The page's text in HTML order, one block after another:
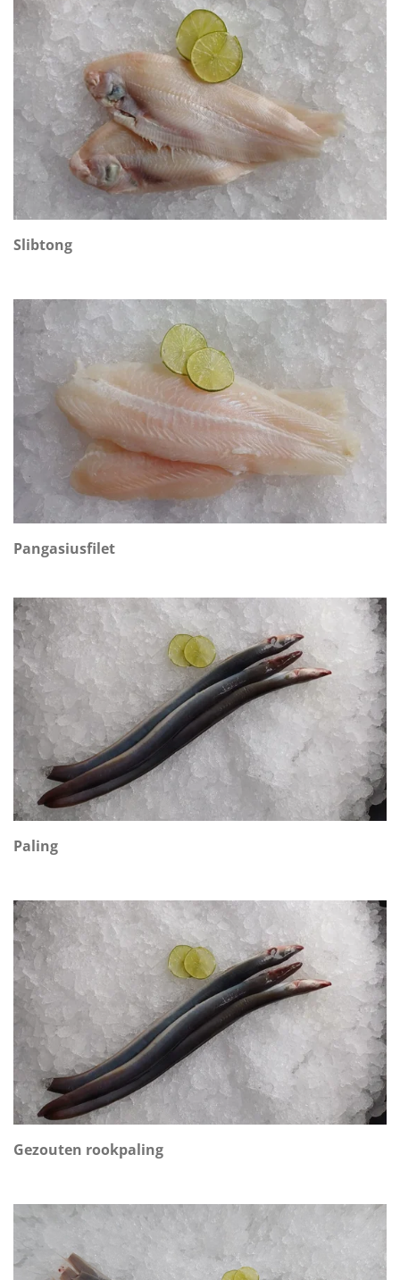
Slibtong
Pangasiusfilet
Paling
Gezouten rookpaling